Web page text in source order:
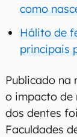
como
Hálito de
principais
Publicado na
o impacto de
dos dentes
Faculdades